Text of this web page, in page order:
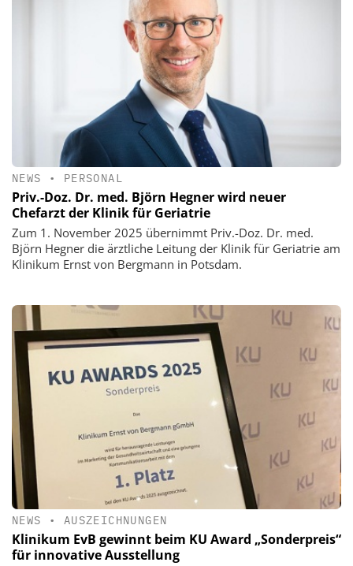
NEWS • PERSONAL
Priv.-Doz. Dr. med. Björn Hegner wird neuer
Chefarzt der Klinik für Geriatrie
Zum 1. November 2025 übernimmt Priv.-Doz. Dr. med.
Björn Hegner die ärztliche Leitung der Klinik für Geriatrie am
Klinikum Ernst von Bergmann in Potsdam.
NEWS • AUSZEICHNUNGEN
Klinikum EvB gewinnt beim KU Award „Sonderpreis“
für innovative Ausstellung